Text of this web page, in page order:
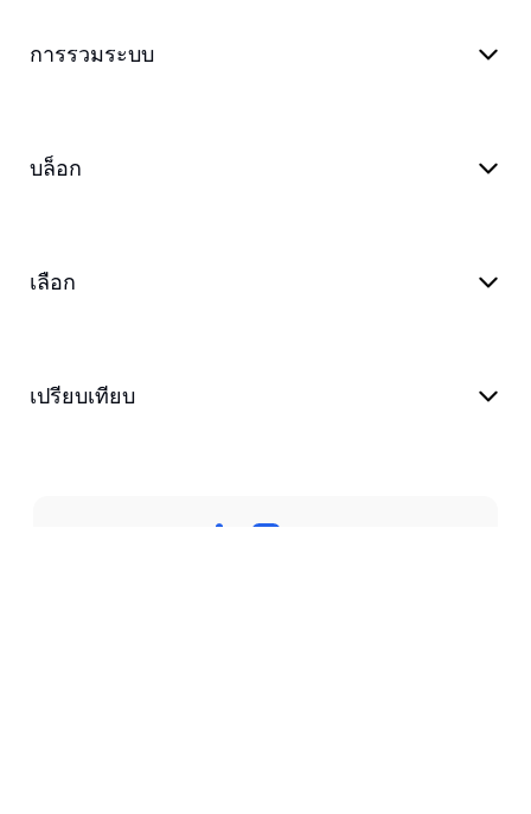
การรวมระบบ
บล็อก
เลือก
เปรียบเทียบ